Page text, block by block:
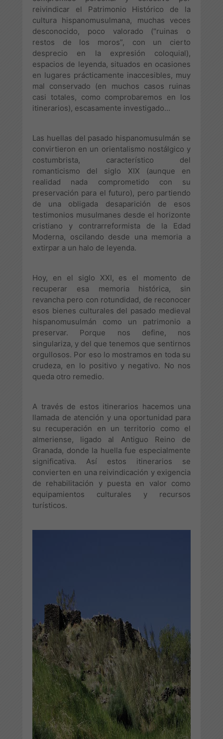
reivindicar el Patrimonio Histórico de la
cultura hispanomusulmana, muchas veces
desconocido, poco valorado (“ruinas o
restos de los moros”, con un cierto
desprecio en la expresión coloquial),
espacios de leyenda, situados en ocasiones
en lugares prácticamente inaccesibles, muy
mal conservado (en muchos casos ruinas
casi totales, como comprobaremos en los
itinerarios), escasamente investigado…
Las huellas del pasado hispanomusulmán se
convirtieron en un orientalismo nostálgico y
costumbrista, característico del
romanticismo del siglo XIX (aunque en
realidad nada comprometido con su
preservación para el futuro), pero partiendo
de una obligada desaparición de esos
testimonios musulmanes desde el horizonte
cristiano y contrarreformista de la Edad
Moderna, oscilando desde una memoria a
extirpar a un halo de leyenda.
Hoy, en el siglo XXI, es el momento de
recuperar esa memoria histórica, sin
revancha pero con rotundidad, de reconocer
esos bienes culturales del pasado medieval
hispanomusulmán como un patrimonio a
preservar. Porque nos define, nos
singulariza, y del que tenemos que sentirnos
orgullosos. Por eso lo mostramos en toda su
crudeza, en lo positivo y negativo. No nos
queda otro remedio.
A través de estos itinerarios hacemos una
llamada de atención y una oportunidad para
su recuperación en un territorio como el
almeriense, ligado al Antiguo Reino de
Granada, donde la huella fue especialmente
significativa. Así estos itinerarios se
convierten en una reivindicación y exigencia
de rehabilitación y puesta en valor como
equipamientos culturales y recursos
turísticos.